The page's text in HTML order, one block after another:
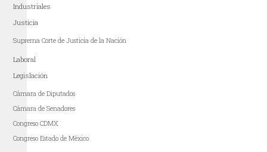
Industriales
Justicia
Suprema Corte de Justicia de la Nación
Laboral
Legislación
Cámara de Diputados
Cámara de Senadores
Congreso CDMX
Congreso Estado de México